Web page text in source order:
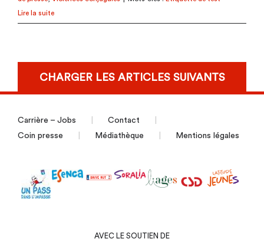
Lire la suite
CHARGER LES ARTICLES SUIVANTS
Carrière – Jobs
Contact
Coin presse
Médiathèque Mentions légales
AVEC LE SOUTIEN DE